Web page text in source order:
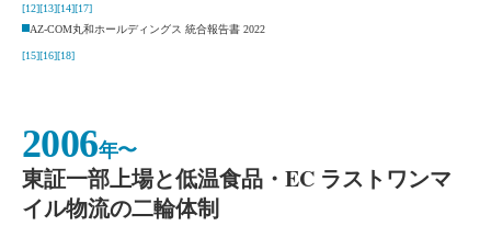
[12][13][14][17]
AZ-COM丸和ホールディングス 統合報告書 2022
[15][16][18]
2006年〜
東証一部上場と低温食品・EC ラストワンマ
イル物流の二輪体制